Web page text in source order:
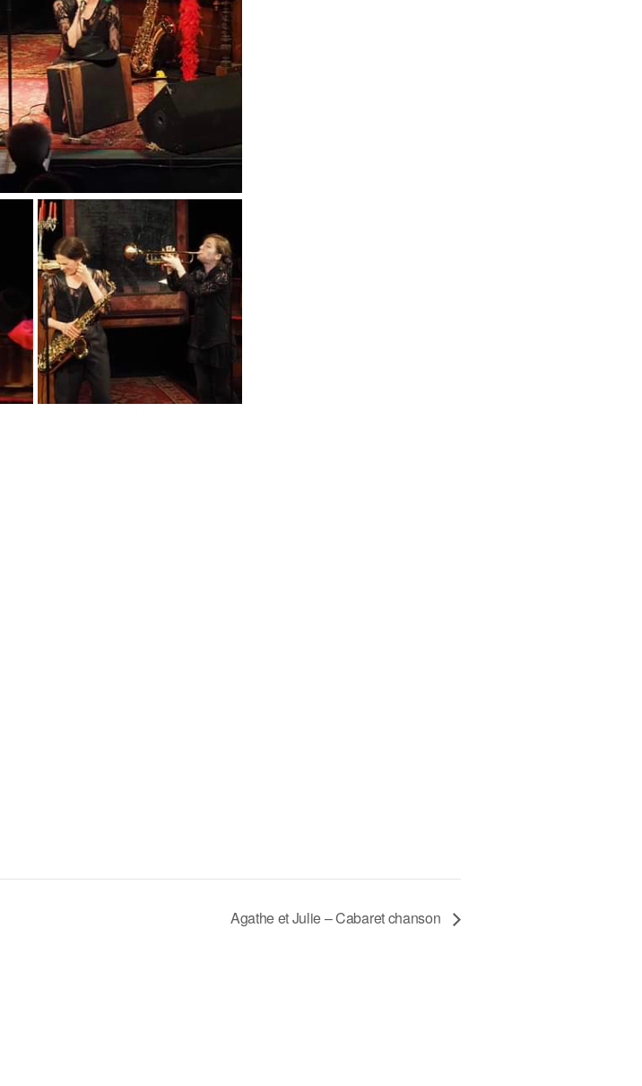
Agathe et Julie – Cabaret chanson